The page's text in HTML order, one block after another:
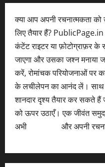
क्या आप अपनी रचनात्मकता
लिए तैयार हैं?
कंटेंट राइटर या फ़ोटोग्राफ़र के
जाएगा और उसका जश्न मनाया
करें, रोमांचक परियोजनाओं पर
के लचीलेपन का आनंद लें। साथ
शानदार दृश्य तैयार कर सकते हैं
को ऊपर उठाएँ। एक जीवंत
अभी
और अपनी